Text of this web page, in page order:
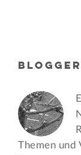
Themen und